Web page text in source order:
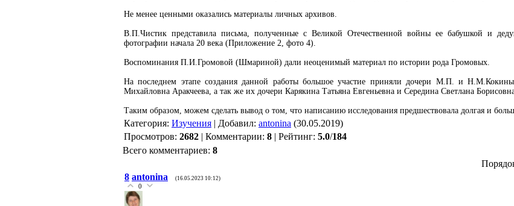
Не менее ценными оказались материалы личных архивов.
В.П.Чистик представила письма, полученные с Великой Отечественной войны ее бабушкой и
фотографии начала 20 века (Приложение 2, фото 4).
Воспоминания П.И.Громовой (Шмариной) дали неоценимый материал по истории рода Громовых.
На последнем этапе создания данной работы большое участие приняли дочери М.П. и
Михайловна Аракчеева, а так же их дочери Карякина Татьяна Евгеньевна и Середина Светлана
Таким образом, можем сделать вывод о том, что написанию исследования предшествовала долгая и
Категория: Изучения | Добавил: antonina (30.05.2019)
Просмотров: 2682 | Комментарии: 8 | Рейтинг: 5.0/184
Всего комментариев: 8
8 antonina (16.05.2023 10:12)
0